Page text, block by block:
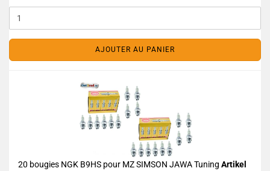
AJOUTER AU PANIER
20 bougies NGK B9HS pour MZ SIMSON JAWA Tuning Artikel